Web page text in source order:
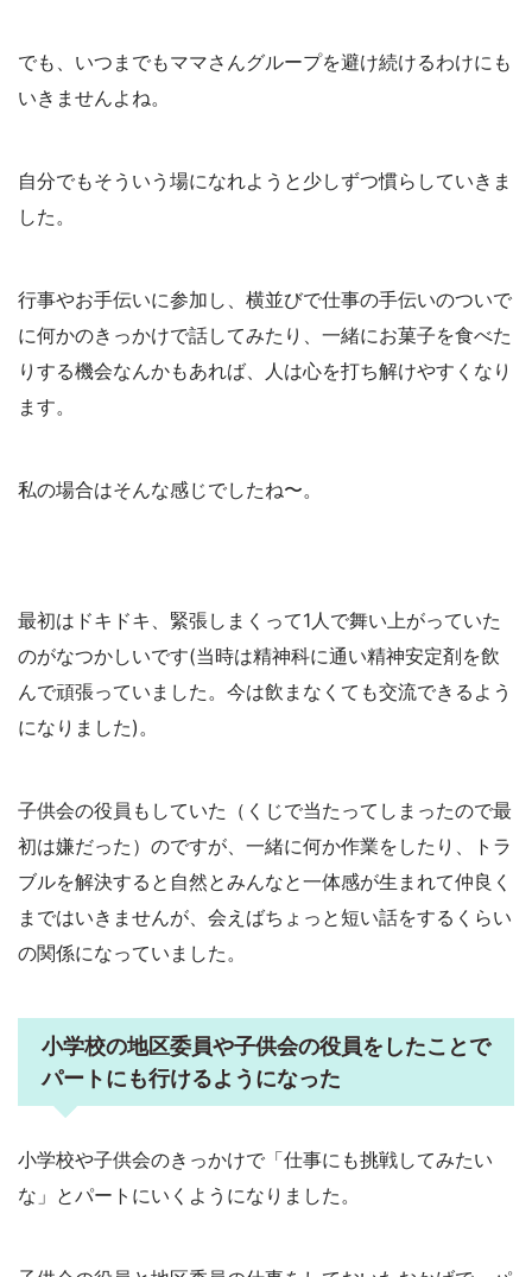
でも、いつまでもママさんグループを避け続けるわけにも
いきませんよね。
自分でもそういう場になれようと少しずつ慣らしていきま
した。
行事やお手伝いに参加し、横並びで仕事の手伝いのついで
に何かのきっかけで話してみたり、一緒にお菓子を食べた
りする機会なんかもあれば、人は心を打ち解けやすくなり
ます。
私の場合はそんな感じでしたね〜。
最初はドキドキ、緊張しまくって1人で舞い上がっていた
のがなつかしいです(当時は精神科に通い精神安定剤を飲
んで頑張っていました。今は飲まなくても交流できるよう
になりました)。
子供会の役員もしていた（くじで当たってしまったので最
初は嫌だった）のですが、一緒に何か作業をしたり、トラ
ブルを解決すると自然とみんなと一体感が生まれて仲良く
まではいきませんが、会えばちょっと短い話をするくらい
の関係になっていました。
小学校の地区委員や子供会の役員をしたことで
パートにも行けるようになった
小学校や子供会のきっかけで「仕事にも挑戦してみたい
な」とパートにいくようになりました。